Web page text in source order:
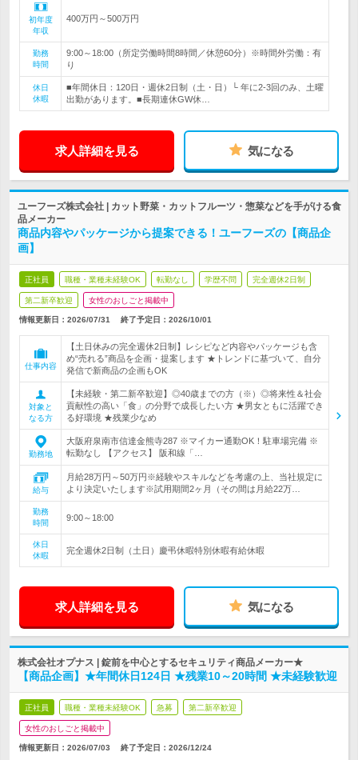
初年度
年収
400万円～500万円
勤務
時間
9:00～18:00（所定労働時間8時間／休憩60分）※時間外労働：有
り
休日
休暇
■年間休日：120日・週休2日制（土・日）└ 年に2-3回のみ、土曜
出勤があります。■長期連休GW休…
求人詳細を見る 気になる
ユーフーズ株式会社 | カット野菜・カットフルーツ・惣菜などを手がける食
品メーカー
商品内容やパッケージから提案できる！ユーフーズの【商品企
画】
正社員 職種・業種未経験OK 転勤なし 学歴不問 完全週休2日制
第二新卒歓迎 女性のおしごと掲載中
情報更新日：2026/07/31 終了予定日： 2026/10/01
仕事内容
【土日休みの完全週休2日制】レシピなど内容やパッケージも含
め“売れる”商品を企画・提案します ★トレンドに基づいて、自分
発信で新商品の企画もOK
対象と
なる方
【未経験・第二新卒歓迎】◎40歳までの方（※）◎将来性＆社会
貢献性の高い「食」の分野で成長したい方 ★男女ともに活躍でき
る好環境 ★残業少なめ
勤務地
大阪府泉南市信達金熊寺287 ※マイカー通勤OK！駐車場完備 ※
転勤なし 【アクセス】 阪和線「…
給与
月給28万円～50万円※経験やスキルなどを考慮の上、当社規定に
より決定いたします※試用期間2ヶ月（その間は月給22万…
勤務
時間
9:00～18:00
休日
休暇
完全週休2日制（土日）慶弔休暇特別休暇有給休暇
求人詳細を見る 気になる
株式会社オプナス | 錠前を中心とするセキュリティ商品メーカー★
【商品企画】★年間休日124日 ★残業10～20時間 ★未経験歓迎
正社員 職種・業種未経験OK 急募 第二新卒歓迎
女性のおしごと掲載中
情報更新日：2026/07/03 終了予定日： 2026/12/24